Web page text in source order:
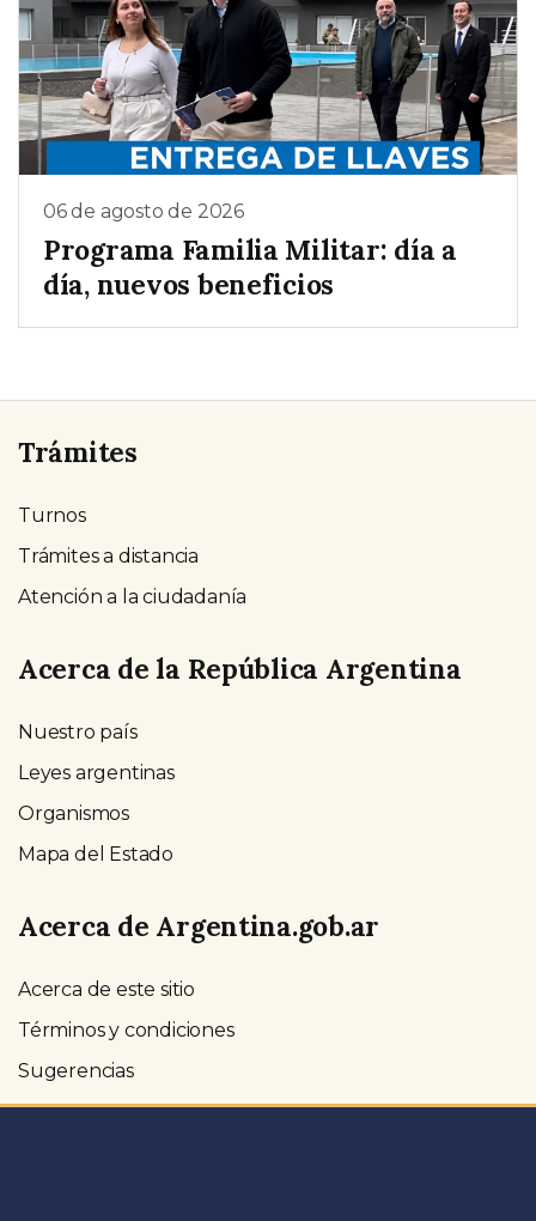
06 de agosto de 2026
Programa Familia Militar: día a
día, nuevos beneficios
Trámites
Turnos
Trámites a distancia
Atención a la ciudadanía
Acerca de la República Argentina
Nuestro país
Leyes argentinas
Organismos
Mapa del Estado
Acerca de Argentina.gob.ar
Acerca de este sitio
Términos y condiciones
Sugerencias